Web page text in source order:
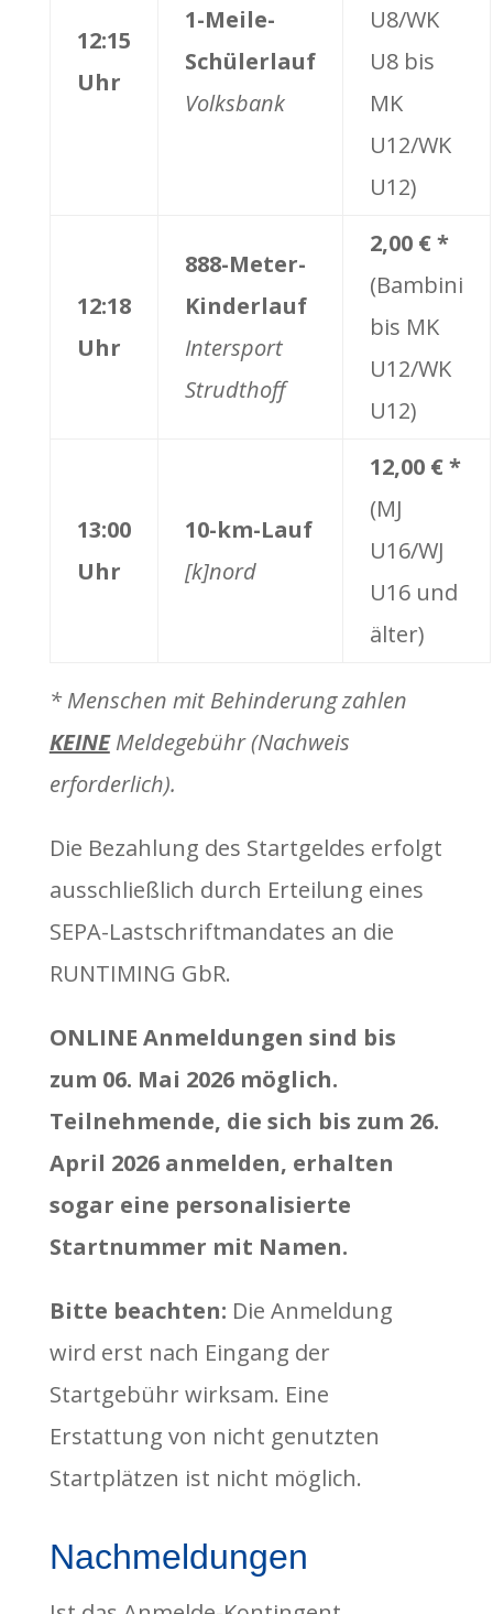
12:15
Uhr
1-Meile-
Schülerlauf
Volksbank
U8/WK
U8 bis
MK
U12/WK
U12)
12:18
Uhr
888-Meter-
Kinderlauf
Intersport
Strudthoff
2,00 € *
(Bambini
bis MK
U12/WK
U12)
13:00
Uhr
10-km-Lauf
[k]nord
12,00 € *
(MJ
U16/WJ
U16 und
älter)
* Menschen mit Behinderung zahlen
KEINEMeldegebühr (Nachweis
erforderlich).
Die Bezahlung des Startgeldes erfolgt
ausschließlich durch Erteilung eines
SEPA-Lastschriftmandates an die
RUNTIMING GbR.
ONLINE Anmeldungen sind bis
zum 06. Mai 2026 möglich.
Teilnehmende, die sich bis zum 26.
April 2026 anmelden, erhalten
sogar eine personalisierte
Startnummer mit Namen.
Bitte beachten: Die Anmeldung
wird erst nach Eingang der
Startgebühr wirksam. Eine
Erstattung von nicht genutzten
Startplätzen ist nicht möglich.
Nachmeldungen